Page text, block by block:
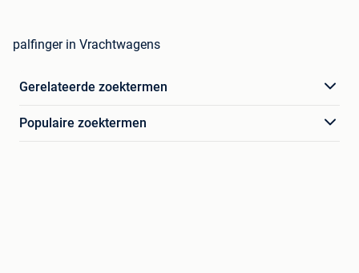
palfinger in Vrachtwagens
Gerelateerde zoektermen
Populaire zoektermen